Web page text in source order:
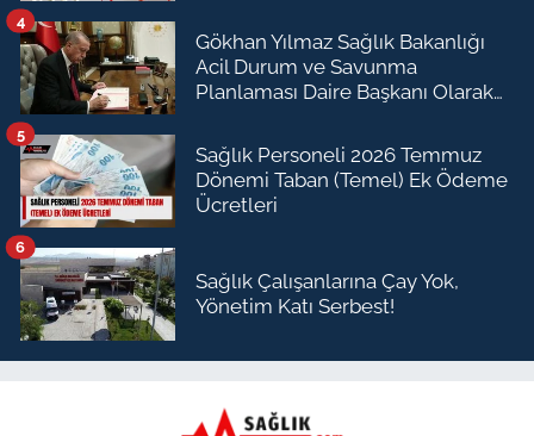
Gökhan Yılmaz Sağlık Bakanlığı
Acil Durum ve Savunma
Planlaması Daire Başkanı Olarak
4
Sağlık Personeli 2026 Temmuz
Dönemi Taban (Temel) Ek Ödeme
Ücretleri
5
Sağlık Çalışanlarına Çay Yok,
Yönetim Katı Serbest!
6